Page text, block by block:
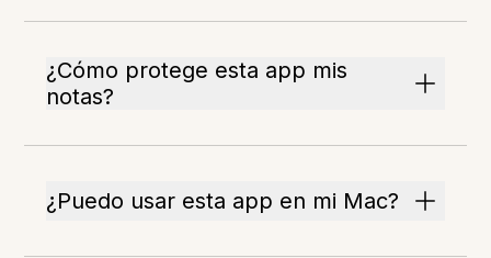
¿Cómo protege esta app mis
notas?
¿Puedo usar esta app en mi Mac?